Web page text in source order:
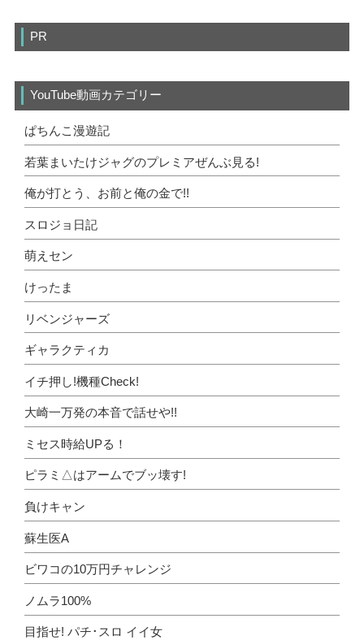
PR
YouTube動画カテゴリー
ぱちんこ漫遊記
若葉まいたけジャグのプレミアぜんぶ見る!
俺が打とう、お前と俺の金で!!
スロジョ日記
萌えセン
けったま
リベンジャーズ
ギャラクティカ
イチ押し!機種Check!
大崎一万発の本音で話せや!!
ミセス時給UPる！
ピラミ△はアームでブッ壊す!
負けキャン
蘇生医A
ビワコの10万円チャレンジ
ノムラ100%
目指せ! パチ･スロ イイ女